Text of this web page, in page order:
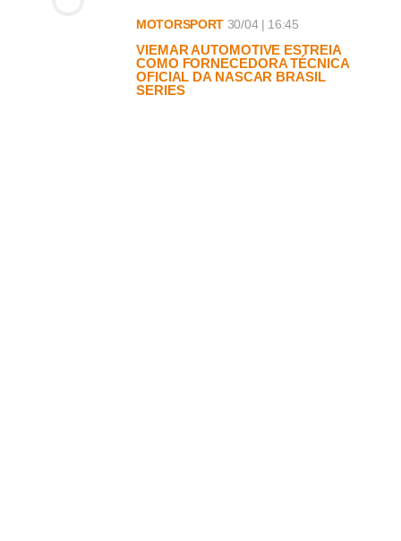
MOTORSPORT 30/04 | 16:45
VIEMAR AUTOMOTIVE ESTREIA
COMO FORNECEDORA TÉCNICA
OFICIAL DA NASCAR BRASIL
SERIES